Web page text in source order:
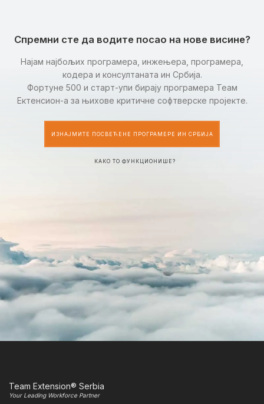
Спремни сте да водите посао на нове висине?
Најам најбољих програмера, инжењера, програмера,
кодера и консултаната ин Србија.
Фортуне 500 и старт-упи бирају програмера Теам
Ектенсион-а за њихове критичне софтверске пројекте.
ИЗНАЈМИТЕ ПОСВЕЋЕНЕ ПРОГРАМЕРЕ ИН СРБИЈА
КАКО ТО ФУНКЦИОНИШЕ?
Team Extension® Serbia
Your Leading Workforce Partner